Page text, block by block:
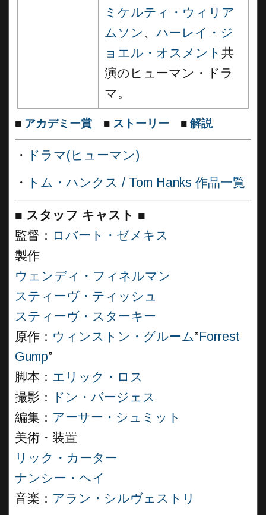
ミケルティ・ウィリア
ムソン 、 ハーレイ・ジ
ョエル・オスメント 共
演のヒューマン・ドラ
マ。
■ アカデミー賞 ■ ストーリー ■ 解説
・
ドラマ(ヒューマン)
・
トム・ハンクス / Tom Hanks 作品一覧
■ スタッフ キャスト ■
監督： ロバート・ゼメキス
製作
ウェンディ・フィネルマン
スティーヴ・ティッシュ
スティーヴ・スターキー
原作： ウィンストン・グルーム”Forrest
Gump”
脚本： エリック・ロス
撮影：
ドン・バージェス
編集： アーサー・シュミット
美術・装置
リック・カーター
ナンシー・ヘイ
音楽： アラン・シルヴェストリ